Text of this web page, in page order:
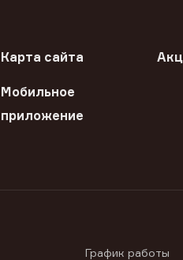
Карта сайта
Мобильное
приложение
График работы